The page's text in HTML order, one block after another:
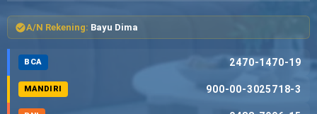
A/N Rekening: Bayu Dima
BCA 2470-1470-19
MANDIRI 900-00-3025718-3